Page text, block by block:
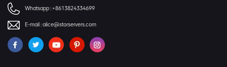
Whatsapp :+8613824334699
E-mail :alice@storservers.com